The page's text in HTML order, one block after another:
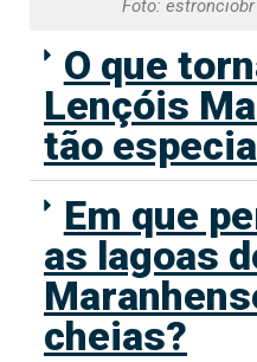
Foto:
O que
Lençóis
tão
Em que
as lagoas
cheias?